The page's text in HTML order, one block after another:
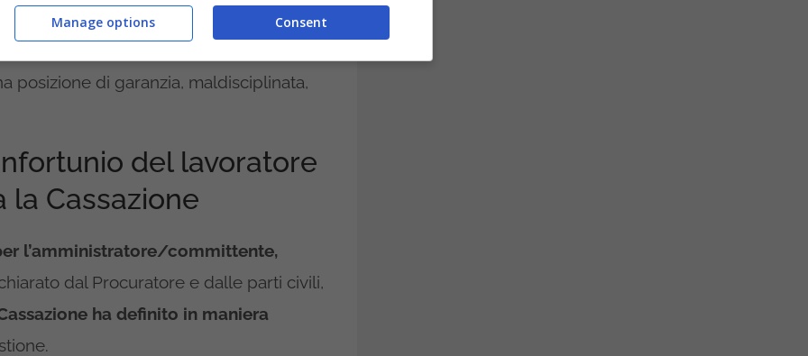
professionale del lavoratore. Ciò
90 del DLGS n. 81/08.
posizione di garanzia, maldisciplinata,
del lavoratore
la Cassazione
l’amministratore/committente,
dal Procuratore e dalle parti civili,
ha definito in maniera
Consent
Manage options